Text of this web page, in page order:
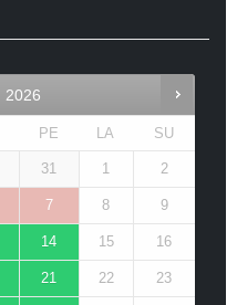
2026
PE LA SU
31 1 2
7 8 9
14 15 16
21 22 23